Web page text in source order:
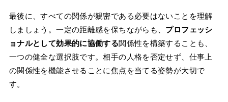
最後に、すべての関係が親密である必要はないことを理解
しましょう。一定の距離感を保ちながらも、 プロフェッシ
ョナルとして効果的に協働する関係性を構築することも、
一つの健全な選択肢です。相手の人格を否定せず、仕事上
の関係性を機能させることに焦点を当てる姿勢が大切で
す。